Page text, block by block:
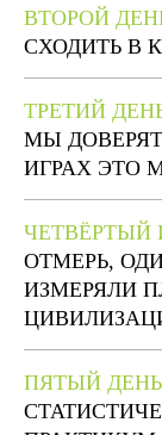
ВТОРОЙ
СХОДИТЬ В
ТРЕТИЙ
МЫ
ИГРАХ ЭТО
ЧЕТВЁРТЫЙ
ОТМЕРЬ,
ИЗМЕРЯЛИ
ПЯТЫЙ ДЕНЬ